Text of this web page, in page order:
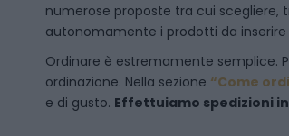
numerose proposte tra cui scegliere,
autonomamente i prodotti da inserire
Ordinare è estremamente semplice.
ordinazione. Nella sezione “Come
e di gusto. Effettuiamo spedizioni